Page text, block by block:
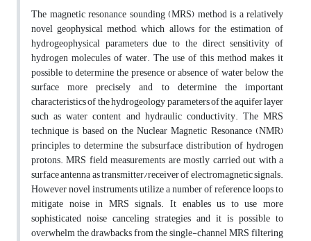
The magnetic resonance sounding (MRS) method is a relatively
novel geophysical method, which allows for the estimation of
hydrogeophysical parameters due to the direct sensitivity of
hydrogen molecules of water. The use of this method makes it
possible to determine the presence or absence of water below the
surface more precisely and to determine the important
characteristics of the hydrogeology parameters of the aquifer layer
such as water content and hydraulic conductivity. The MRS
technique is based on the Nuclear Magnetic Resonance (NMR)
principles to determine the subsurface distribution of hydrogen
protons. MRS field measurements are mostly carried out with a
surface antenna as transmitter/receiver of electromagnetic signals.
However novel instruments utilize a number of reference loops to
mitigate noise in MRS signals. It enables us to use more
sophisticated noise canceling strategies and it is possible to
overwhelm the drawbacks from the single-channel MRS filtering